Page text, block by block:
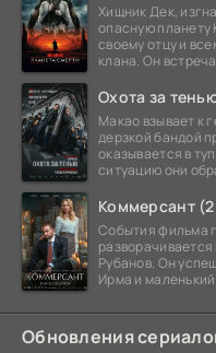
Хищник Дек,
опасную планету
своему отцу и
клана. Он
Охота за
Макао взывает к
дерзкой бандой
оказывается в
ситуацию они
Коммерсант
События фильма
Рубанов. Он
Ирма и
Обновления